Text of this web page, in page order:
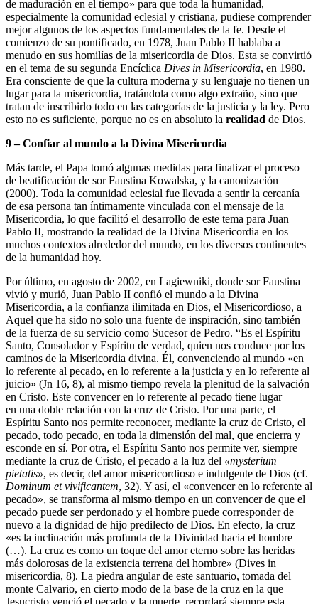
de maduración en el tiempo» para que toda la humanidad,
especialmente la comunidad eclesial y cristiana, pudiese comprender
mejor algunos de los aspectos fundamentales de la fe. Desde el
comienzo de su pontificado, en 1978, Juan Pablo II hablaba a
menudo en sus homilías de la misericordia de Dios. Esta se convirtió
en el tema de su segunda Encíclica Dives in Misericordia, en 1980.
Era consciente de que la cultura moderna y su lenguaje no tienen un
lugar para la misericordia, tratándola como algo extraño, sino que
tratan de inscribirlo todo en las categorías de la justicia y la ley. Pero
esto no es suficiente, porque no es en absoluto la realidad de Dios.
9 – Confiar al mundo a la Divina Misericordia
Más tarde, el Papa tomó algunas medidas para finalizar el proceso
de beatificación de sor Faustina Kowalska, y la canonización
(2000). Toda la comunidad eclesial fue llevada a sentir la cercanía
de esa persona tan íntimamente vinculada con el mensaje de la
Misericordia, lo que facilitó el desarrollo de este tema para Juan
Pablo II, mostrando la realidad de la Divina Misericordia en los
muchos contextos alrededor del mundo, en los diversos continentes
de la humanidad hoy.
Por último, en agosto de 2002, en Lagiewniki, donde sor Faustina
vivió y murió, Juan Pablo II confió el mundo a la Divina
Misericordia, a la confianza ilimitada en Dios, el Misericordioso, a
Aquel que ha sido no solo una fuente de inspiración, sino también
de la fuerza de su servicio como Sucesor de Pedro. “Es el Espíritu
Santo, Consolador y Espíritu de verdad, quien nos conduce por los
caminos de la Misericordia divina. Él, convenciendo al mundo «en
lo referente al pecado, en lo referente a la justicia y en lo referente al
juicio» (Jn 16, 8), al mismo tiempo revela la plenitud de la salvación
en Cristo. Este convencer en lo referente al pecado tiene lugar
en una doble relación con la cruz de Cristo. Por una parte, el
Espíritu Santo nos permite reconocer, mediante la cruz de Cristo, el
pecado, todo pecado, en toda la dimensión del mal, que encierra y
esconde en sí. Por otra, el Espíritu Santo nos permite ver, siempre
mediante la cruz de Cristo, el pecado a la luz del «mysterium
pietatis», es decir, del amor misericordioso e indulgente de Dios (cf.
Dominum et vivificantem, 32). Y así, el «convencer en lo referente al
pecado», se transforma al mismo tiempo en un convencer de que el
pecado puede ser perdonado y el hombre puede corresponder de
nuevo a la dignidad de hijo predilecto de Dios. En efecto, la cruz
«es la inclinación más profunda de la Divinidad hacia el hombre
(…). La cruz es como un toque del amor eterno sobre las heridas
más dolorosas de la existencia terrena del hombre» (Dives in
misericordia, 8). La piedra angular de este santuario, tomada del
monte Calvario, en cierto modo de la base de la cruz en la que
Jesucristo venció el pecado y la muerte, recordará siempre esta